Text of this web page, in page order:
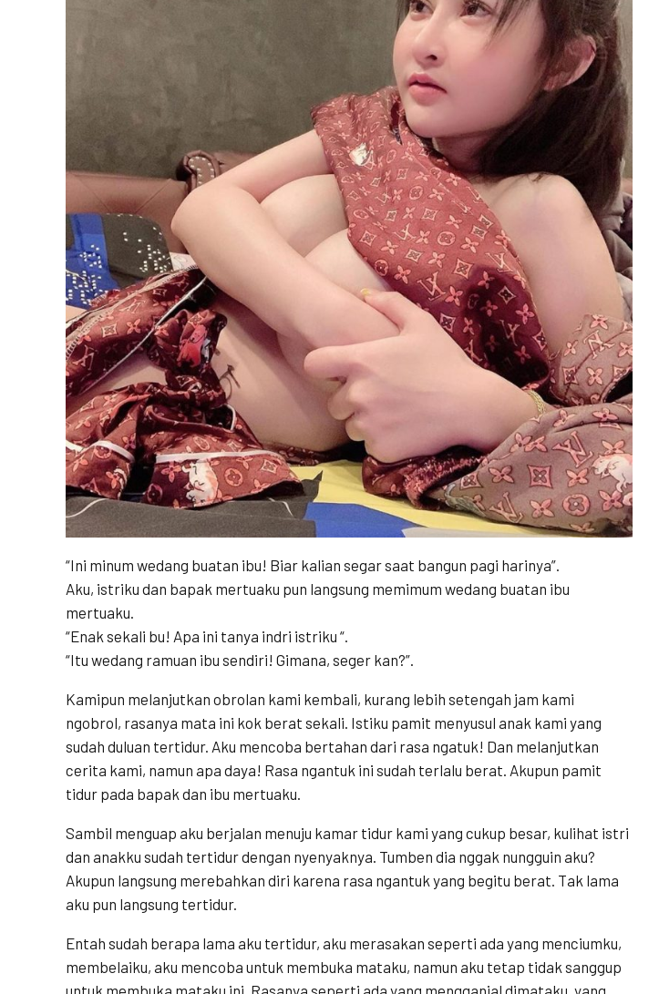
“Ini minum wedang buatan ibu! Biar kalian segar saat bangun pagi harinya”.
Aku, istriku dan bapak mertuaku pun langsung memimum wedang buatan ibu
mertuaku.
“Enak sekali bu! Apa ini tanya indri istriku “.
“Itu wedang ramuan ibu sendiri! Gimana, seger kan?”.
Kamipun melanjutkan obrolan kami kembali, kurang lebih setengah jam kami
ngobrol, rasanya mata ini kok berat sekali. Istiku pamit menyusul anak kami yang
sudah duluan tertidur. Aku mencoba bertahan dari rasa ngatuk! Dan melanjutkan
cerita kami, namun apa daya! Rasa ngantuk ini sudah terlalu berat. Akupun pamit
tidur pada bapak dan ibu mertuaku.
Sambil menguap aku berjalan menuju kamar tidur kami yang cukup besar, kulihat istri
dan anakku sudah tertidur dengan nyenyaknya. Tumben dia nggak nungguin aku?
Akupun langsung merebahkan diri karena rasa ngantuk yang begitu berat. Tak lama
aku pun langsung tertidur.
Entah sudah berapa lama aku tertidur, aku merasakan seperti ada yang menciumku,
membelaiku, aku mencoba untuk membuka mataku, namun aku tetap tidak sanggup